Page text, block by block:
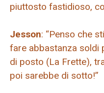
piuttosto fastidioso,
Jesson: “Penso che
fare abbastanza soldi
di posto (La Frette),
poi sarebbe di sotto!”